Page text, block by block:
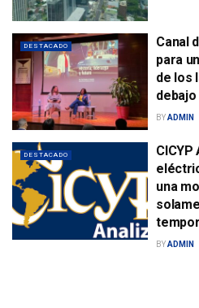
DESTACADO
Canal
para
de los
debajo
BYADMIN
DESTACADO
CICYP
una
BYADMIN